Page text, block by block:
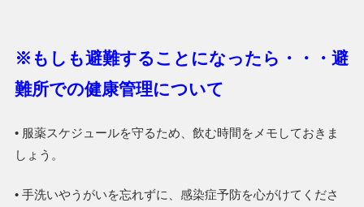
※もしも避難することになったら・・・避
難所での健康管理について
• 服薬スケジュールを守るため、飲む時間をメモしておきま
しょう。
• 手洗いやうがいを忘れずに、感染症予防を心がけてくださ